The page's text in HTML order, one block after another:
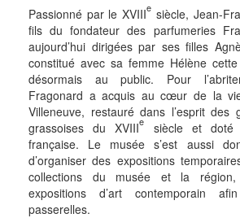
Passionné par le XVIIIe siècle, Jean-
fils du fondateur des parfumeries
aujourd’hui dirigées par ses filles
constitué avec sa femme Hélène
désormais au public. Pour
Fragonard a acquis au cœur de la
Villeneuve, restauré dans l’esprit des
grassoises du XVIIIe
siècle et
française. Le musée s’est aussi
d’organiser des expositions
collections du musée et la
expositions d’art contemporain
passerelles.